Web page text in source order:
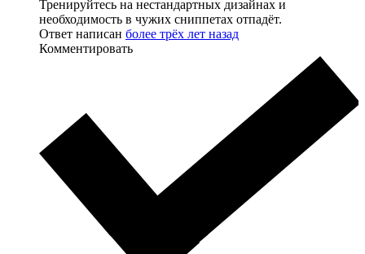
Тренируйтесь на нестандартных дизайнах и
необходимость в чужих сниппетах отпадёт.
Ответ написан более трёх лет назад
Комментировать